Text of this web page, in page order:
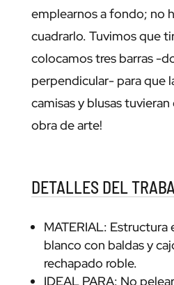
emplearnos a fondo; no
cuadrarlo. Tuvimos que
colocamos tres barras -
perpendicular- para que
camisas y blusas tuvieran
obra de arte!
DETALLES DEL
MATERIAL: Estructura
blanco con baldas y
rechapado roble.
IDEAL PARA: No